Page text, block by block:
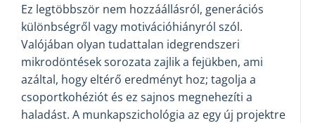
Ez legtöbbször nem hozzáállásról, generációs
különbségről vagy motivációhiányról szól.
Valójában olyan tudattalan idegrendszeri
mikrodöntések sorozata zajlik a fejükben, ami
azáltal, hogy eltérő eredményt hoz; tagolja a
csoportkohéziót és ez sajnos megnehezíti a
haladást. A munkapszichológia az egy új projektre